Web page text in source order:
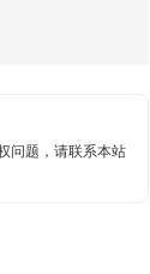
问题，请联系本站